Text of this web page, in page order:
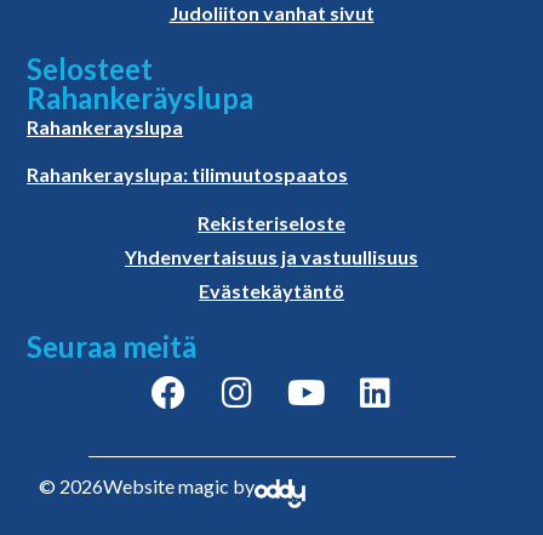
Judoliiton vanhat sivut
Selosteet
Rahankeräyslupa
Rahankerayslupa
Rahankerayslupa: tilimuutospaatos
Rekisteriseloste
Yhdenvertaisuus ja vastuullisuus
Evästekäytäntö
Seuraa meitä
© 2026Website magic by